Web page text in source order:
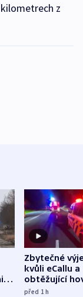
z
Zbytečné
kvůli eCallu a
obtěžující
zdržují
před 1h